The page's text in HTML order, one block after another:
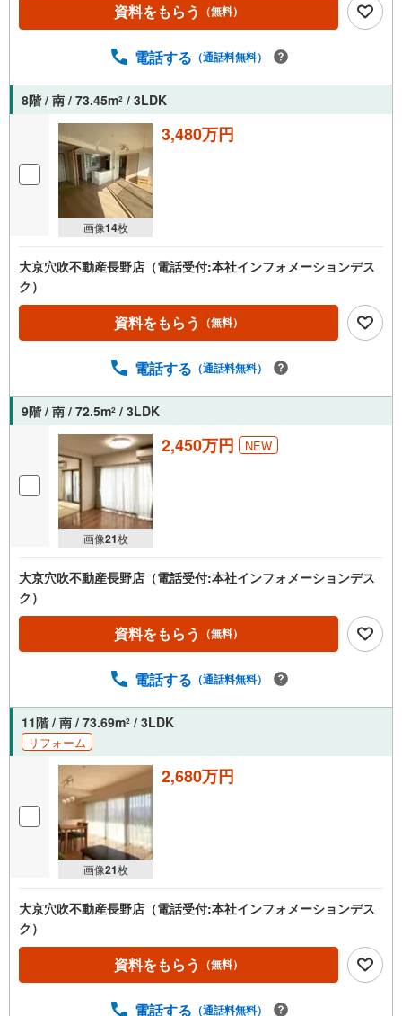
資料をもらう （無料）
電話する （通話料無料）
8階 / 南 / 73.45m2 / 3LDK
画像14枚
3,480万円
大京穴吹不動産長野店（電話受付:本社インフォメーションデス
ク）
資料をもらう （無料）
電話する （通話料無料）
9階 / 南 / 72.5m2 / 3LDK
画像21枚
2,450万円 NEW
大京穴吹不動産長野店（電話受付:本社インフォメーションデス
ク）
資料をもらう （無料）
電話する （通話料無料）
11階 / 南 / 73.69m2 / 3LDK
リフォーム
画像21枚
2,680万円
大京穴吹不動産長野店（電話受付:本社インフォメーションデス
ク）
資料をもらう （無料）
電話する （通話料無料）